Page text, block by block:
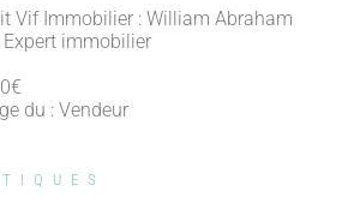
Vif Immobilier : William Abraham
immobilier
€
du : Vendeur